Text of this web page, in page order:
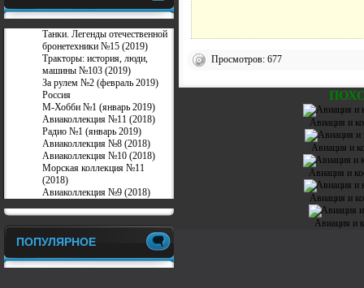
Просмотров: 677
Авиация и
Авиация и
Авиация и
Авиация и
Авиация и
Танки. Легенды отечественной
бронетехники №15 (2019)
Тракторы: история, люди,
машины №103 (2019)
За рулем №2 (февраль 2019)
Россия
М-Хобби №1 (январь 2019)
Авиаколлекция №11 (2018)
Радио №1 (январь 2019)
Авиаколлекция №8 (2018)
Авиаколлекция №10 (2018)
Морская коллекция №11
(2018)
Авиаколлекция №9 (2018)
ПОПУЛЯРНОЕ